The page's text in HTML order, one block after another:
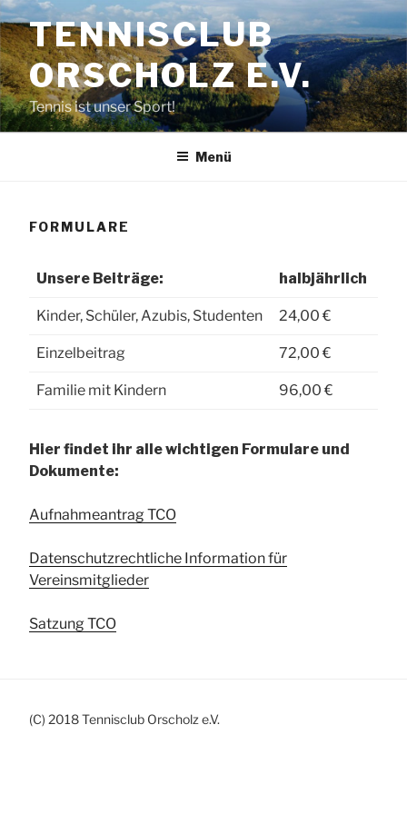
Zum
Inhalt
springenTENNISCLUB
ORSCHOLZ E.V.
Tennis ist unser Sport!
Menü
FORMULARE
Unsere Beiträge: halbjährlich
Kinder, Schüler, Azubis, Studenten 24,00 €
Einzelbeitrag 72,00 €
Familie mit Kindern 96,00 €
Hier findet ihr alle wichtigen Formulare und
Dokumente:
Aufnahmeantrag TCO
Datenschutzrechtliche Information für
Vereinsmitglieder
Satzung TCO
(C) 2018 Tennisclub Orscholz e.V.